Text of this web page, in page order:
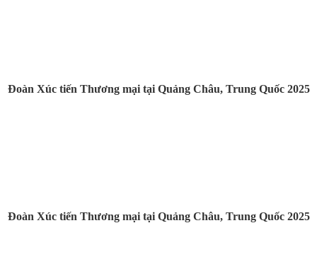
Đoàn Xúc tiến Thương mại tại Quảng Châu, Trung Quốc 2025
Đoàn Xúc tiến Thương mại tại Quảng Châu, Trung Quốc 2025